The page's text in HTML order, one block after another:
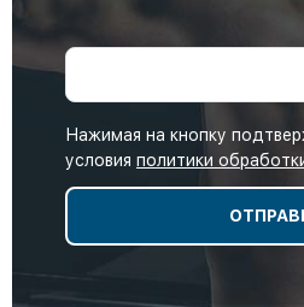
Нажимая на кнопку
условия политики